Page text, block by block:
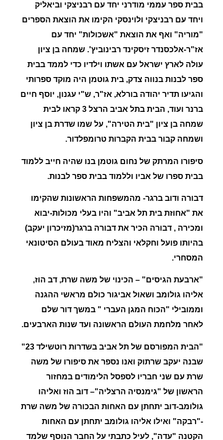
בבית ספר עממי מודרני יחד עם רבניצקי וביאליק
ויחד עם רבניצקי ולוינסקי הקימו את הוצאת הספרים
"מוריה" ואף את הוצאת "אשכולות" יחד עם
אז"ר-אלכסנדר זיסקינד רבינוביץ'. שמחה בן ציון
עולה לארץ ישראל עם אשתו וילדיו כדי לממד בבית
ספר לבנות בנווה צדק, בית גוטמן היה מוקד ספרותי
והגיעו תדיר יהודה בורלא, אז"ר, ש"י עגנון, יוסף חיים
ברנר ועוד, הבית בתל אביב הרצל 3 קראו לבית
שמחה בן ציון "בית הטירה", על שמו שדרת בן ציון
ושמחה קבור בבית הקברות טרומפלדור.
סיפורו המרתק של נחום גוטמן בנו שהיה חייב ללמוד
בבית ספרו של אביו וללמוד בבית ספר לבנות.
דבורה ודוב ברגר- מהמשפחות הראשונות שהקימו
את "אחוזת בית תל אביב" והיו בעלי מכולות-יבוא
ומכירה , דבורה הכיר את דבורה ברגר(מזיכרון יעקב)
בהיותו פועל וחקלאי והצליח מאוד בעולם הסיטונאי
המסחרי.
"ארבעת הגיסים" – הכינוי של משה שרת, דב הוז,
אליהו גולומב ושאול אביגור כולם מראשי ההגנה
וממובילי "הכוח המגן העברי " במשך דור שלם
לאחר מלחמת העולם הראשונה ועד שנות הארבעים.
"ה
בית המפורסם של תל אביב בשדרות רוטשילד 23"
שבנה יעקב שרתוק ואנו נספר את סיפורו של משה
שרת עם שני חבריו לספסל הלימודים במחזור
הראשון של "גימנסיה הרצליה"– דוב הוז ואליהו
גולומב-דוב יתחתן עם האחות הבכורה של משה שרת
-"רבקה" ואילו אליהו גולומב יתחתן עם האחות
הקטנה "עדה", לעיל כתבתי על החבר הנוסף שלמד